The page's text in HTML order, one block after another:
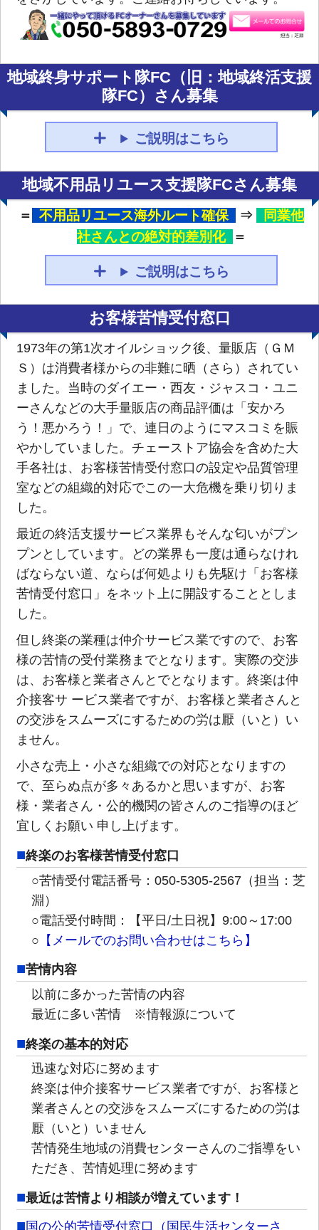
地域終身サポート隊FC（旧：地域終活支援
隊FC）さん募集
ご説明はこちら
地域不用品リユース支援隊FCさん募集
＝ 不用品リユース海外ルート確保 ⇒
同業他
社さんとの絶対的差別化
＝
ご説明はこちら
お客様苦情受付窓口
1973年の第1次オイルショック後、量販店（ＧＭ
Ｓ）は消費者様からの非難に晒（さら）されてい
ました。当時のダイエー・西友・ジャスコ・ユニ
ーさんなどの大手量販店の商品評価は「安かろ
う！悪かろう！」で、連日のようにマスコミを賑
やかしていました。チェーストア協会を含めた大
手各社は、お客様苦情受付窓口の設定や品質管理
室などの組織的対応でこの一大危機を乗り切りま
した。
最近の終活支援サービス業界もそんな匂いがプン
プンとしています。どの業界も一度は通らなけれ
ばならない道、ならば何処よりも先駆け「お客様
苦情受付窓口」をネット上に開設することとしま
した。
但し終楽の業種は仲介サービス業ですので、お客
様の苦情の受付業務までとなります。実際の交渉
は、お客様と業者さんとでとなります。終楽は仲
介接客サ ービス業者ですが、お客様と業者さんと
の交渉をスムーズにするための労は厭（いと）い
ません。
小さな売上・小さな組織での対応となりますの
で、至らぬ点が多々あるかと思いますが、お客
様・業者さん・公的機関の皆さんのご指導のほど
宜しくお願い 申し上げます。
終楽のお客様苦情受付窓口
○苦情受付電話番号：050-5305-2567（担当：芝
淵）
○電話受付時間：【平日/土日祝】9:00～17:00
○ 【メールでのお問い合わせはこちら】
苦情内容
以前に多かった苦情の内容
最近に多い苦情 ※情報源について
終楽の基本的対応
迅速な対応に努めます
終楽は仲介接客サービス業者ですが、お客様と
業者さんとの交渉をスムーズにするための労は
厭（いと）いません
苦情発生地域の消費センターさんのご指導をい
ただき、苦情処理に努めます
最近は苦情より相談が増えています！
国の公的苦情受付窓口（国民生活センターさ